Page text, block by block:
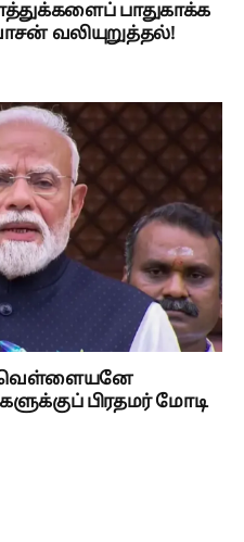
பாதுகாக்க
வலியுறுத்தல்!
வெள்ளையனே
பிரதமர் மோடி